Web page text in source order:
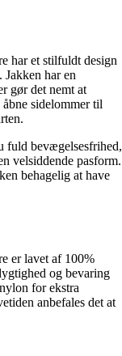
har et stilfuldt design
har en
gør det nemt at
sidelommer til
fuld bevægelsesfrihed,
velsiddende pasform.
behagelig at have
er lavet af 100%
og bevaring
for ekstra
anbefales det at